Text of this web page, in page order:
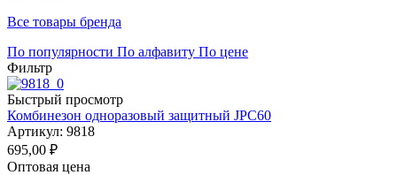
Все товары бренда
По популярности По алфавиту По цене
Фильтр
Быстрый просмотр
Комбинезон одноразовый защитный JPC60
Артикул: 9818
695,00 ₽
Оптовая цена